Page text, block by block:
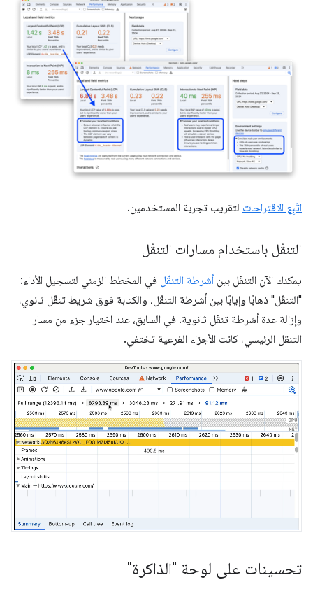
اتّبِع الاقتراحات لتقريب تجربة المستخدمين.
التنقّل باستخدام مسارات التنقّل
يمكنك الآن التنقّل بينأشرطة التنقّل في المخطط الزمني لتسجيل الأداء:
"التنقّل" ذهابًا وإيابًا بين أشرطة التنقّل، والكتابة فوق شريط تنقّل ثانوي،
وإزالة عدة أشرطة تنقّل ثانوية. في السابق، عند اختيار جزء من مسار
التنقل الرئيسي، كانت الأجزاء الفرعية تختفي.
تحسينات على لوحة "الذاكرة"